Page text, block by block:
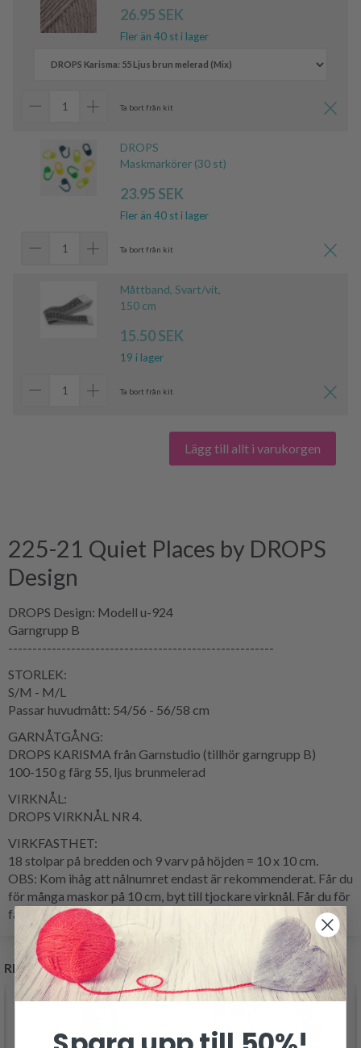
26.95 SEK
Fler än 40 st i lager
Ta bort från kit
DROPS
Maskmarkörer (30 st)
23.95 SEK
Fler än 40 st i lager
Ta bort från kit
Måttband, Svart/vit,
150 cm
15.50 SEK
19 i lager
Ta bort från kit
Lägg till allt i varukorgen
225-21 Quiet Places by DROPS
Design
DROPS Design: Modell u-924
Garngrupp B
-------------------------------------------------------
STORLEK:
S/M - M/L
Passar huvudmått: 54/56 - 56/58 cm
GARNÅTGÅNG:
DROPS KARISMA från Garnstudio (tillhör garngrupp B)
100-150 g färg 55, ljus brunmelerad
VIRKNÅL:
DROPS VIRKNÅL NR 4.
VIRKFASTHET:
18 stolpar på bredden och 9 varv på höjden = 10 x 10 cm.
OBS: Kom ihåg att nålnumret endast är rekommenderat. Får du
för många maskor på 10 cm, byt till tjockare virknål. Får du för
få maskor på 10 cm, byt till tunnare virknål.
RELATERADE PRODUKTER